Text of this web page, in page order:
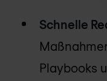
Schnelle
Playbooks